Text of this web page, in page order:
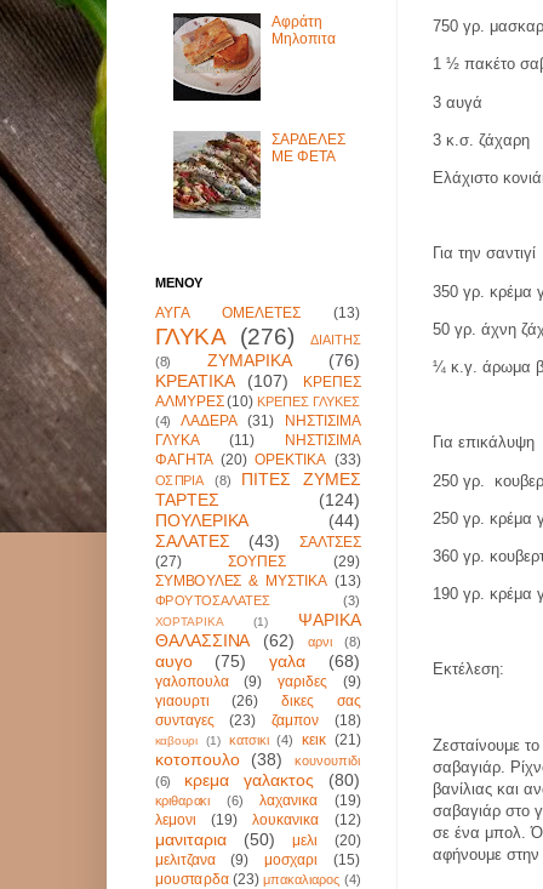
750 γρ.
1 ½ πακέτο
3 αυγά
3 κ.σ. ζάχαρη
Ελάχιστο
Για την σαντιγί
350 γρ. κρέμα
50 γρ. άχνη
¼ κ.γ. άρωμα
Για επικάλυψη
250 γρ.
250 γρ. κρέμα
360 γρ.
190 γρ. κρέμα
Εκτέλεση:
Ζεσταίνουμε
σαβαγιάρ.
βανίλιας και
σαβαγιάρ στο
σε ένα μπολ.
αφήνουμε
Αφράτη
Μηλοπιτα
ΣΑΡΔΕΛΕΣ
ΜΕ ΦΕΤΑ
ΜΕΝΟΥ
ΑΥΓΑ ΟΜΕΛΕΤΕΣ (13)
ΓΛΥΚΑ (276)
ΔΙΑΙΤΗΣ
(8)
ΖΥΜΑΡΙΚΑ
(76)
ΚΡΕΑΤΙΚΑ
(107)
ΚΡΕΠΕΣ
ΑΛΜΥΡΕΣ (10) ΚΡΕΠΕΣ ΓΛΥΚΕΣ
(4)
ΛΑΔΕΡΑ (31)
ΝΗΣΤΙΣΙΜΑ
ΓΛΥΚΑ
(11)
ΝΗΣΤΙΣΙΜΑ
ΦΑΓΗΤΑ (20) ΟΡΕΚΤΙΚΑ (33)
ΟΣΠΡΙΑ (8)
ΠΙΤΕΣ ΖΥΜΕΣ
ΤΑΡΤΕΣ
(124)
ΠΟΥΛΕΡΙΚΑ
(44)
ΣΑΛΑΤΕΣ
(43)
ΣΑΛΤΣΕΣ
(27)
ΣΟΥΠΕΣ
(29)
ΣΥΜΒΟΥΛΕΣ & ΜΥΣΤΙΚΑ (13)
ΦΡΟΥΤΟΣΑΛΑΤΕΣ (3)
ΧΟΡΤΑΡΙΚΑ (1)
ΨΑΡΙΚΑ
ΘΑΛΑΣΣΙΝΑ
(62) αρνι (8)
αυγο (75) γαλα (68)
γαλοπουλα (9) γαριδες
(9)
γιαουρτι
(26)
δικες σας
συνταγες
(23) ζαμπον (18)
καβουρι (1) κατσικι (4) κεικ (21)
κοτοπουλο (38)
κουνουπιδι
(6)
κρεμα γαλακτος (80)
κριθαρακι (6) λαχανικα
(19)
λεμονι
(19) λουκανικα (12)
μανιταρια (50) μελι
(20)
μελιτζανα
(9) μοσχαρι
(15)
μουσταρδα (23) μπακαλιαρος (4)